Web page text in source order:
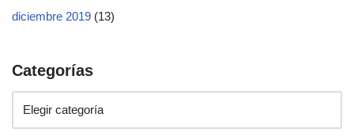
diciembre 2019 (13)
Categorías